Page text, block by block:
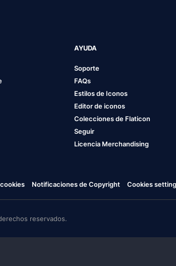
AYUDA
Soporte
FAQs
Estilos de Iconos
Editor de iconos
Colecciones de Flaticon
Seguir
Licencia Merchandising
Notificaciones de Copyright Cookies
reservados.